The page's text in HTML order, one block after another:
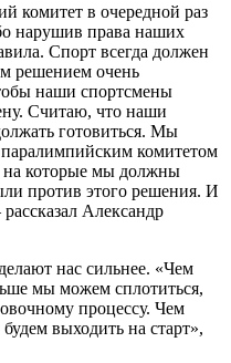
комитет в очередной раз
нарушив права наших
Спорт всегда должен
решением очень
наши спортсмены
Считаю, что наши
готовиться. Мы
комитетом
на которые мы должны
против этого решения. И
Александр
нас сильнее. «Чем
мы можем сплотиться,
процессу. Чем
выходить на старт»,